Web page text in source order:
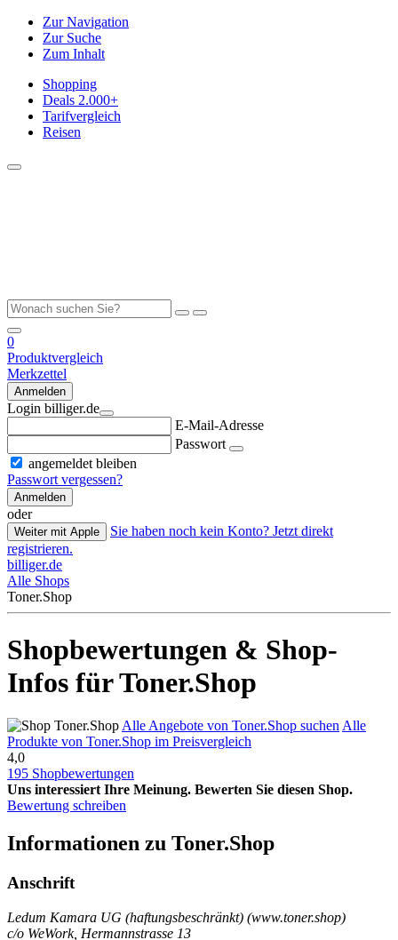
Zur Navigation
Zur Suche
Zum Inhalt
Shopping
Deals 2.000+
Tarifvergleich
Reisen
0
Produktvergleich
Merkzettel
Anmelden
Login billiger.de
E-Mail-Adresse
Passwort
angemeldet bleiben
Passwort vergessen?
Anmelden
oder
Weiter mit Apple
Sie haben noch kein Konto? Jetzt direkt
registrieren.
billiger.de
Alle Shops
Toner.Shop
Shopbewertungen & Shop-
Infos für Toner.Shop
Alle Angebote von Toner.Shop suchen Alle
Produkte von Toner.Shop im Preisvergleich
4,0
195 Shopbewertungen
Uns interessiert Ihre Meinung. Bewerten Sie diesen Shop.
Bewertung schreiben
Informationen zu Toner.Shop
Anschrift
Ledum Kamara UG (haftungsbeschränkt) (www.toner.shop)
c/o WeWork, Hermannstrasse 13